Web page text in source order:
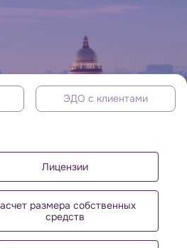
ЭДО с клиентами
Лицензии
размера собственных
средств